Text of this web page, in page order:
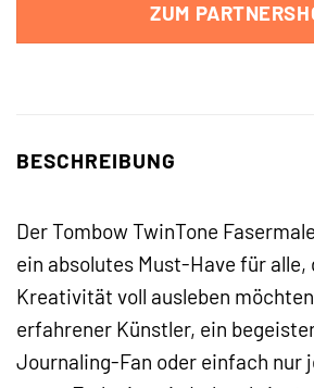
ZUM
BESCHREIBUNG
Der Tombow TwinTone
ein absolutes Must-Have für alle,
Kreativität voll ausleben
erfahrener Künstler, ein
Journaling-Fan oder einfach nur